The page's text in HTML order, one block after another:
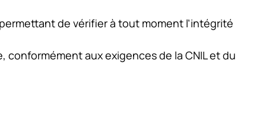
de vérifier à tout moment l’intégrité
aux exigences de la CNIL et du